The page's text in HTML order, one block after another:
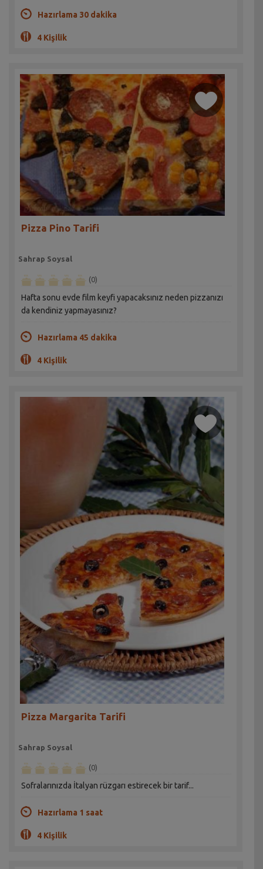
Hazırlama 30 dakika
4 Kişilik
Pizza Pino Tarifi
Sahrap Soysal
(0)
Hafta sonu evde film keyfi yapacaksınız neden pizzanızı
da kendiniz yapmayasınız?
Hazırlama 45 dakika
4 Kişilik
Pizza Margarita Tarifi
Sahrap Soysal
(0)
Sofralarınızda İtalyan rüzgarı estirecek bir tarif...
Hazırlama 1 saat
4 Kişilik